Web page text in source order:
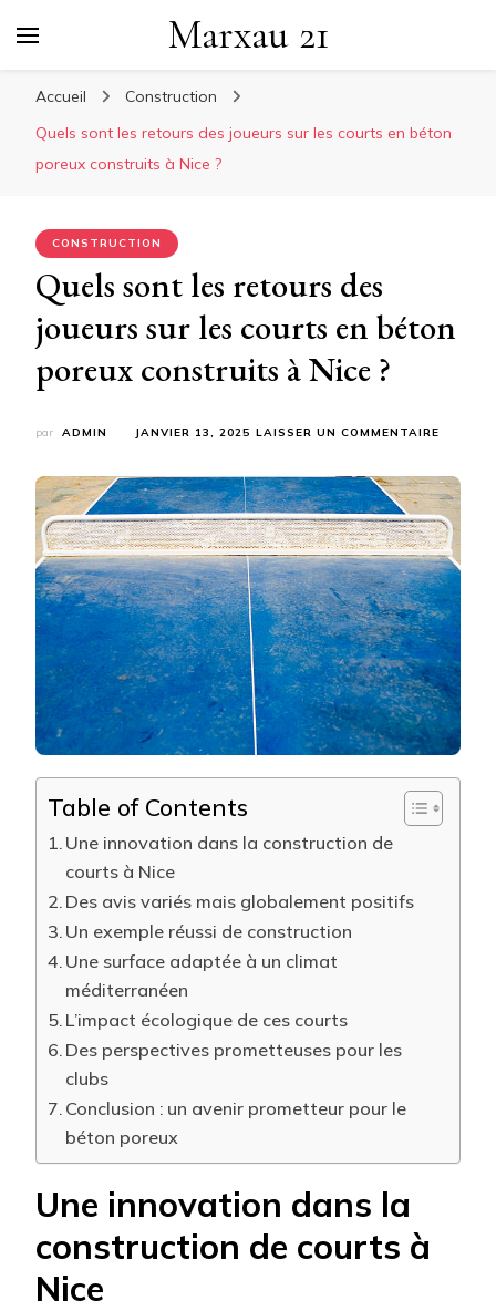
Marxau 21
Accueil
Construction
Quels sont les retours des joueurs sur les courts en béton
poreux construits à Nice ?
CONSTRUCTION
Quels sont les retours des
joueurs sur les courts en béton
poreux construits à Nice ?
par ADMIN JANVIER 13, 2025 LAISSER UN COMMENTAIRE
LES
DES
SUR
LES
COURTS
EN
BÉTON
POREUX
À
NICE
?
Table of Contents
Une innovation dans la construction de
courts à Nice
Des avis variés mais globalement positifs
Un exemple réussi de construction
Une surface adaptée à un climat
méditerranéen
L’impact écologique de ces courts
Des perspectives prometteuses pour les
clubs
Conclusion : un avenir prometteur pour le
béton poreux
Une innovation dans la
construction de courts à
Nice